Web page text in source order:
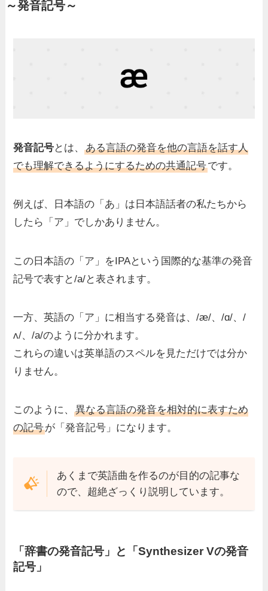
～発音記号～
発音記号とは、ある言語の発音を他の言語を話す人
でも理解できるようにするための共通記号です。
例えば、日本語の「あ」は日本語話者の私たちから
したら「ア」でしかありません。
この日本語の「ア」をIPAという国際的な基準の発音
記号で表すと/a/と表されます。
一方、英語の「ア」に相当する発音は、/æ/、/ɑ/、/
ʌ/、/a/のように分かれます。
これらの違いは英単語のスペルを見ただけでは分か
りません。
このように、異なる言語の発音を相対的に表すため
の記号が「発音記号」になります。
あくまで英語曲を作るのが目的の記事な
ので、超絶ざっくり説明しています。
「辞書の発音記号」と「Synthesizer Vの発音
記号」